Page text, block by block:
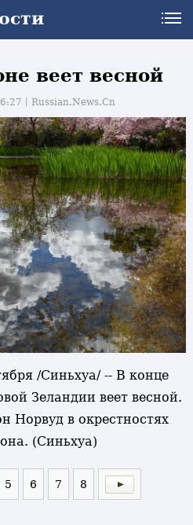
веет весной
丨Russian.News.Cn
/Синьхуа/ -- В конце
Зеландии веет весной.
Норвуд в окрестностях
(Синьхуа)
5 6 7 8